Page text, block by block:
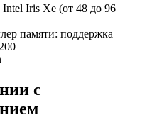
Iris Xe (от 48 до 96
памяти: поддержка
с